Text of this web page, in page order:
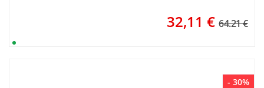
32,11 € 64.21 €
- 30%